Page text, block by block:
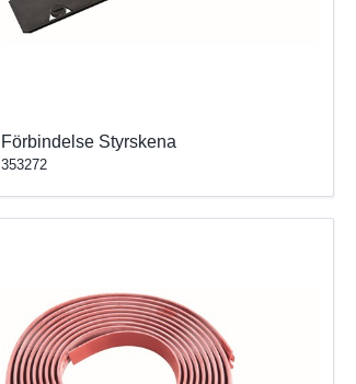
Förbindelse Styrskena
353272